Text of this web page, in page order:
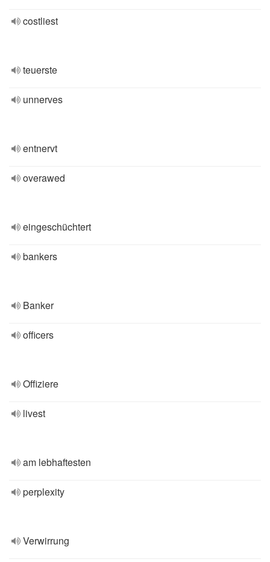
costliest
teuerste
unnerves
entnervt
overawed
eingeschüchtert
bankers
Banker
officers
Offiziere
livest
am lebhaftesten
perplexity
Verwirrung